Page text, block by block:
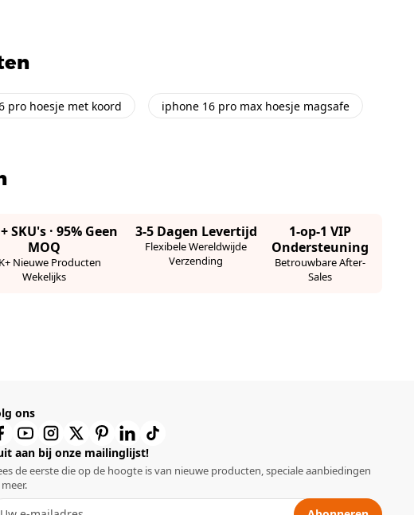
pro hoesje met koord iphone 16 pro max hoesje magsafe
SKU's · 95% Geen
MOQ
Nieuwe Producten
Wekelijks
3-5 Dagen Levertijd
Flexibele Wereldwijde
Verzending
1-op-1 VIP
Ondersteuning
Betrouwbare After-
Sales
ons
aan bij onze mailinglijst!
de eerste die op de hoogte is van nieuwe producten, speciale aanbiedingen